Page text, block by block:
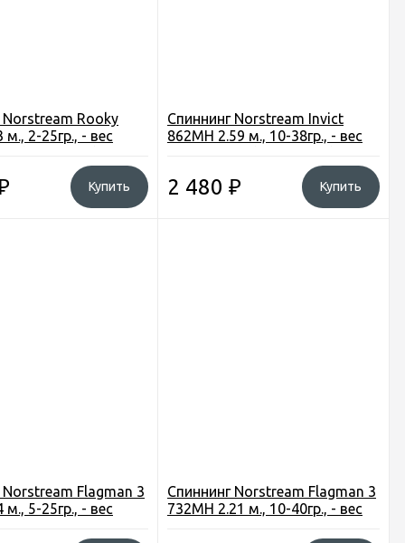
Norstream Rooky
м., 2-25гр., - вес
Купить
Спиннинг Norstream Invict
862MH 2.59 м., 10-38гр., - вес
2 480 ₽ Купить
Norstream Flagman 3
м., 5-25гр., - вес
Спиннинг Norstream Flagman 3
732MH 2.21 м., 10-40гр., - вес